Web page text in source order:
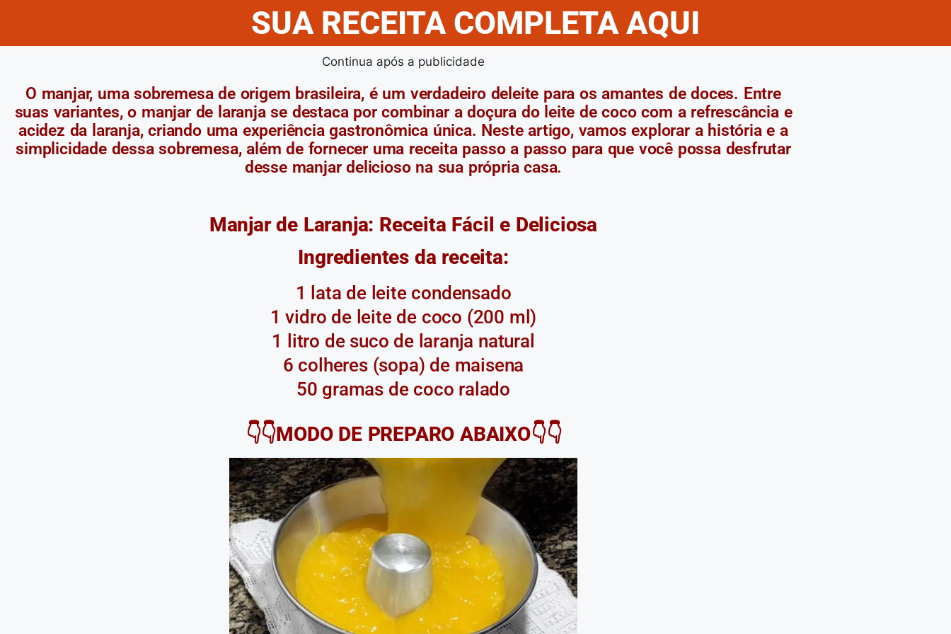
SUA RECEITA COMPLETA AQUI
Continua após a publicidade
O manjar, uma sobremesa de origem brasileira, é um verdadeiro deleite para os amantes de doces. Entre
suas variantes, o manjar de laranja se destaca por combinar a doçura do leite de coco com a refrescância e
acidez da laranja, criando uma experiência gastronômica única. Neste artigo, vamos explorar a história e a
simplicidade dessa sobremesa, além de fornecer uma receita passo a passo para que você possa desfrutar
desse manjar delicioso na sua própria casa.
Manjar de Laranja: Receita Fácil e Deliciosa
Ingredientes da receita:
1 lata de leite condensado
1 vidro de leite de coco (200 ml)
1 litro de suco de laranja natural
6 colheres (sopa) de maisena
50 gramas de coco ralado
👇👇MODO DE PREPARO ABAIXO👇👇